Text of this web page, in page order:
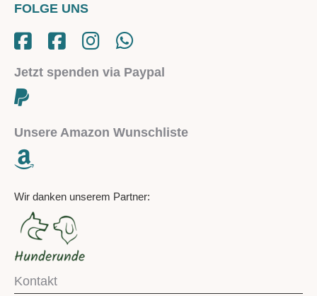
FOLGE UNS
Jetzt spenden via Paypal
Unsere Amazon Wunschliste
Wir danken unserem Partner:
Kontakt